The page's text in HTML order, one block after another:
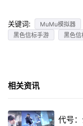
关键词: MuMu模拟器
黑色信标手游
黑色信
相关资讯
代号